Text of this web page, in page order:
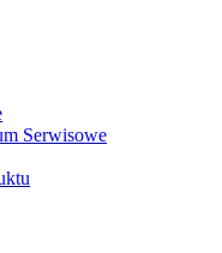
Serwisowe